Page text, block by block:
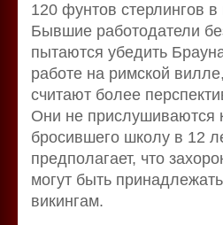
120 фунтов стерлингов
Бывшие работодатели
пытаются убедить
работе на римской
считают более
Они не прислушиваются
бросившего школу в 12
предполагает, что
могут быть
викингам.